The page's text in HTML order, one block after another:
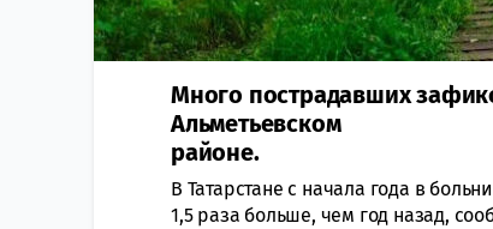
Много пострадавших
Альметьевском
районе.
В Татарстане с начала года в
1,5 раза больше, чем год назад,